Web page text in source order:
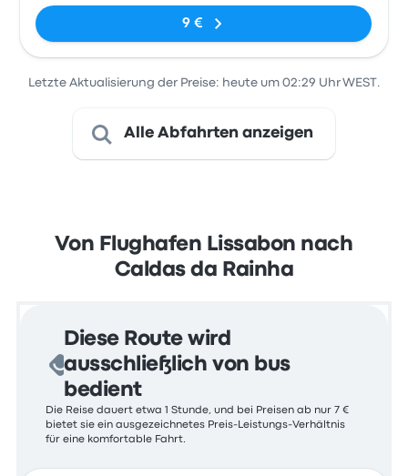
9 €
Letzte Aktualisierung der Preise: heute um 02:29 Uhr WEST.
Alle Abfahrten anzeigen
Von Flughafen Lissabon nach
Caldas da Rainha
Diese Route wird
ausschließlich von bus
bedient
Die Reise dauert etwa 1 Stunde, und bei Preisen ab nur 7 €
bietet sie ein ausgezeichnetes Preis-Leistungs-Verhältnis
für eine komfortable Fahrt.